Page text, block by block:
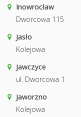
Inowrocław
Dworcowa 115
Jasło
Kolejowa
Jawczyce
ul. Dworcowa 1
Jaworzno
Kolejowa